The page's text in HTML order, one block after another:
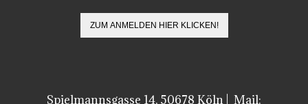
Spielmannsgasse 14, 50678 Köln | Mail: